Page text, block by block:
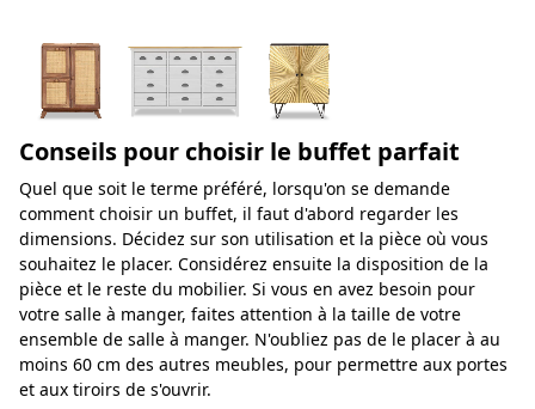
Conseils pour choisir le buffet parfait
Quel que soit le terme préféré, lorsqu'on se demande
comment choisir un buffet, il faut d'abord regarder les
dimensions. Décidez sur son utilisation et la pièce où vous
souhaitez le placer. Considérez ensuite la disposition de la
pièce et le reste du mobilier. Si vous en avez besoin pour
votre salle à manger, faites attention à la taille de votre
ensemble de salle à manger. N'oubliez pas de le placer à au
moins 60 cm des autres meubles, pour permettre aux portes
et aux tiroirs de s'ouvrir.